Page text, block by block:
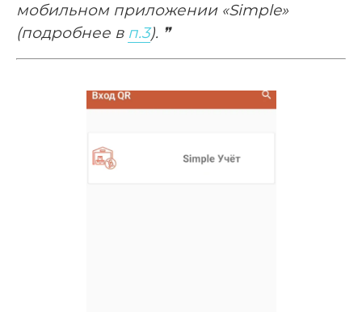
мобильном приложении «Simple»
(подробнее в п.3). ❞